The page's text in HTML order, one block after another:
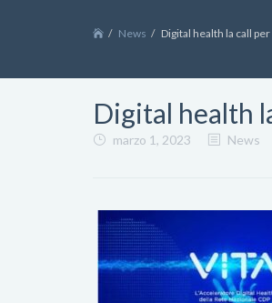
News Digital health la call
Digital health
marzo 1, 2023 News